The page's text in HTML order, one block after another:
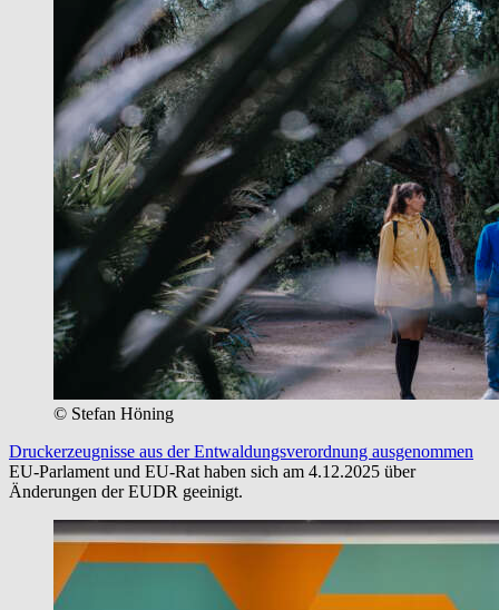
© Stefan Höning
Druckerzeugnisse aus der Entwaldungsverordnung ausgenommen
EU-Parlament und EU-Rat haben sich am 4.12.2025 über
Änderungen der EUDR geeinigt.